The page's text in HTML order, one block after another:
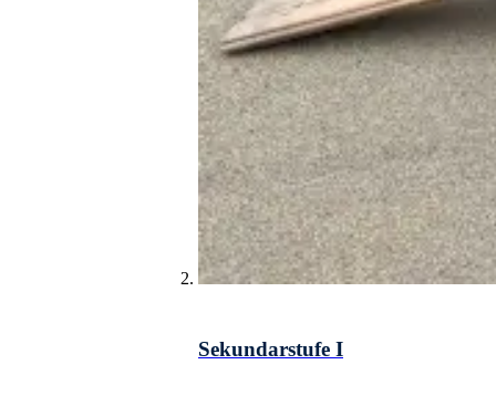
Sekundarstufe I